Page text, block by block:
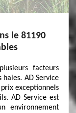
le 81190
facteurs
AD Service
exceptionnels
AD Service est
environnement